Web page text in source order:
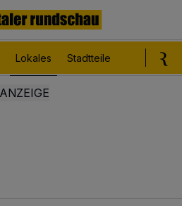
Lokales Stadtteile